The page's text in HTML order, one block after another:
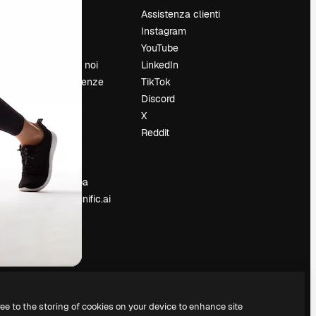
Lavora con noi
Cerca tendenze
Eventi
Slidesgo
Vendi i tuoi
contenuti
Sala stampa
Cerchi magnific.ai
Assistenza clienti
Instagram
YouTube
LinkedIn
TikTok
Discord
X
Reddit
to the storing of cookies on your device to enhance site